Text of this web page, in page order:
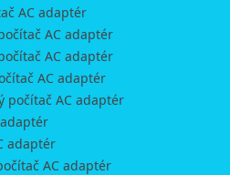
AC adaptér
AC adaptér
AC adaptér
AC adaptér
počítač AC adaptér
adaptér
AC adaptér